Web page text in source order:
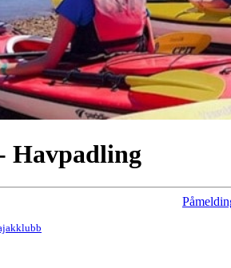
Havpadling